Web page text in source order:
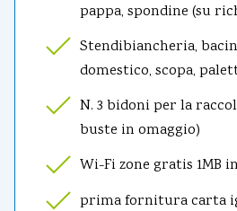
pappa, spondine (su
Stendibiancheria,
domestico, scopa,
N. 3 bidoni per la
buste in omaggio)
Wi-Fi zone gratis 1MB
prima fornitura carta